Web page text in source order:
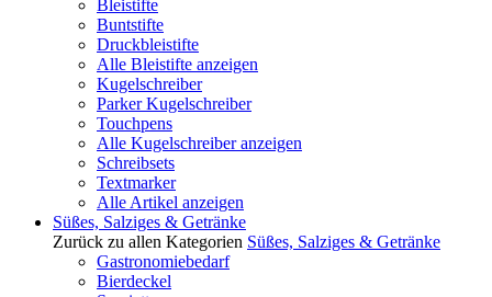
Bleistifte
Buntstifte
Druckbleistifte
Alle Bleistifte anzeigen
Kugelschreiber
Parker Kugelschreiber
Touchpens
Alle Kugelschreiber anzeigen
Schreibsets
Textmarker
Alle Artikel anzeigen
Süßes, Salziges & Getränke
Zurück zu allen Kategorien Süßes, Salziges & Getränke
Gastronomiebedarf
Bierdeckel